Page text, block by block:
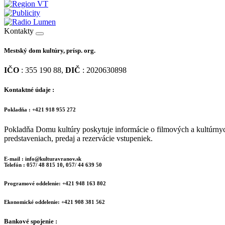
Kontakty
Mestský dom kultúry, prísp. org.
IČO : 355 190 88, DIČ : 2020630898
Kontaktné údaje :
Pokladňa : +421 918 955 272
Pokladňa Domu kultúry poskytuje informácie o filmových a
predstaveniach, predaj a rezervácie vstupeniek.
E-mail : info@kulturavranov.sk
Telefón : 057/ 48 815 10, 057/ 44 639 50
Programové oddelenie: +421 948 163 802
Ekonomické oddelenie: +421 908 381 562
Bankové spojenie :